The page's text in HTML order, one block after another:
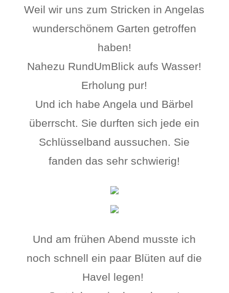
Weil wir uns zum Stricken in Angelas
wunderschönem Garten getroffen
haben!
Nahezu RundUmBlick aufs Wasser!
Erholung pur!
Und ich habe Angela und Bärbel
überrscht. Sie durften sich jede ein
Schlüsselband aussuchen. Sie
fanden das sehr schwierig!
Und am frühen Abend musste ich
noch schnell ein paar Blüten auf die
Havel legen!